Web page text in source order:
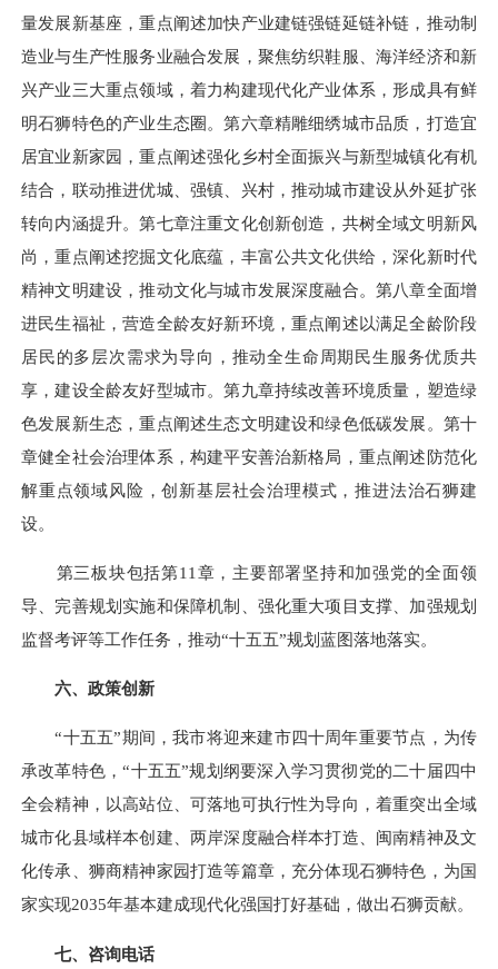
量发展新基座，重点阐述加快产业建链强链延链补链，推动制
造业与生产性服务业融合发展，聚焦纺织鞋服、海洋经济和新
兴产业三大重点领域，着力构建现代化产业体系，形成具有鲜
明石狮特色的产业生态圈。第六章精雕细绣城市品质，打造宜
居宜业新家园，重点阐述强化乡村全面振兴与新型城镇化有机
结合，联动推进优城、强镇、兴村，推动城市建设从外延扩张
转向内涵提升。第七章注重文化创新创造，共树全域文明新风
尚，重点阐述挖掘文化底蕴，丰富公共文化供给，深化新时代
精神文明建设，推动文化与城市发展深度融合。第八章全面增
进民生福祉，营造全龄友好新环境，重点阐述以满足全龄阶段
居民的多层次需求为导向，推动全生命周期民生服务优质共
享，建设全龄友好型城市。第九章持续改善环境质量，塑造绿
色发展新生态，重点阐述生态文明建设和绿色低碳发展。第十
章健全社会治理体系，构建平安善治新格局，重点阐述防范化
解重点领域风险，创新基层社会治理模式，推进法治石狮建
设。
第三板块包括第11章，主要部署坚持和加强党的全面领
导、完善规划实施和保障机制、强化重大项目支撑、加强规划
监督考评等工作任务，推动“十五五”规划蓝图落地落实。
六、政策创新
“十五五”期间，我市将迎来建市四十周年重要节点，为传
承改革特色，“十五五”规划纲要深入学习贯彻党的二十届四中
全会精神，以高站位、可落地可执行性为导向，着重突出全域
城市化县域样本创建、两岸深度融合样本打造、闽南精神及文
化传承、狮商精神家园打造等篇章，充分体现石狮特色，为国
家实现2035年基本建成现代化强国打好基础，做出石狮贡献。
七、咨询电话